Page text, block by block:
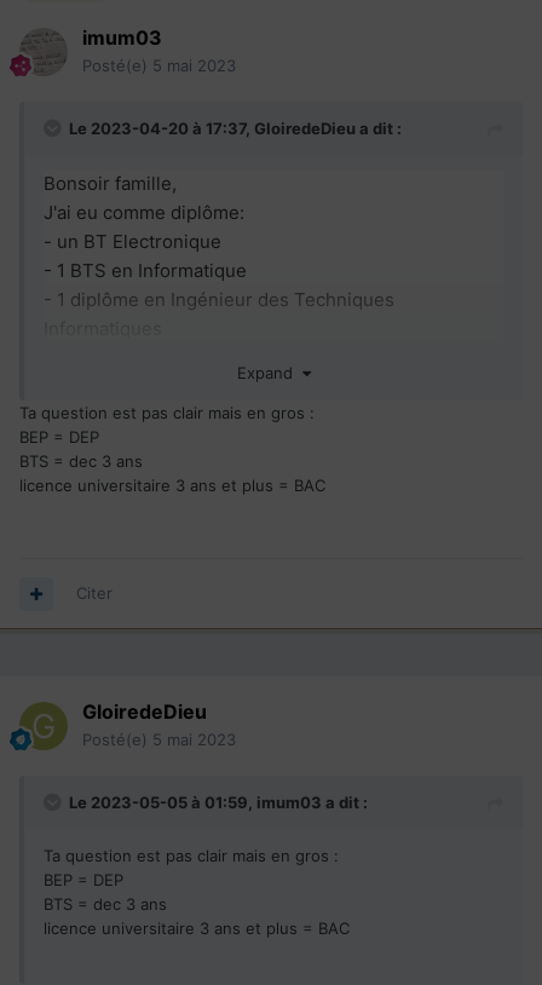
imum03
Posté(e) 5 mai 2023
Le 2023-04-20 à 17:37, GloiredeDieu a dit :
Bonsoir famille,
J'ai eu comme diplôme:
- un BT Electronique
- 1 BTS en Informatique
- 1 diplôme en Ingénieur des Techniques
Par exemple:
O Un programme postsecondaire d’une durée de un
an
Expand
Ta question est pas clair mais en gros :
BEP = DEP
BTS = dec 3 ans
licence universitaire 3 ans et plus = BAC
Citer
GloiredeDieu
Posté(e) 5 mai 2023
Le 2023-05-05 à 01:59, imum03 a dit :
Ta question est pas clair mais en gros :
BEP = DEP
BTS = dec 3 ans
licence universitaire 3 ans et plus = BAC